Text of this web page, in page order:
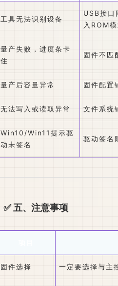
工具无法识别设备
USB接口
入ROM
量产失败，进度条卡
住
固件不匹
量产后容量异常 固件配置
无法写入或读取异常 文件系统
Win10/Win11提示驱
动未签名
驱动签名
✅ 五、注意事项
固件选择 一定要选择与主